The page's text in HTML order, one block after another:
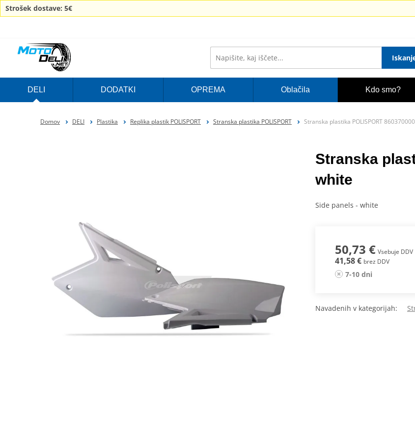
Strošek dostave: 5€
DELI DODATKI OPREMA Oblačila Kdo smo?
Domov DELI Plastika Replika plastik POLISPORT Stranska plastika POLISPORT Stranska plastika POLISPORT
Stranska
white
Side panels - white
50,73 € Vsebuje DDV
41,58 € brez DDV
7-10 dni
Navadenih v kategorijah: